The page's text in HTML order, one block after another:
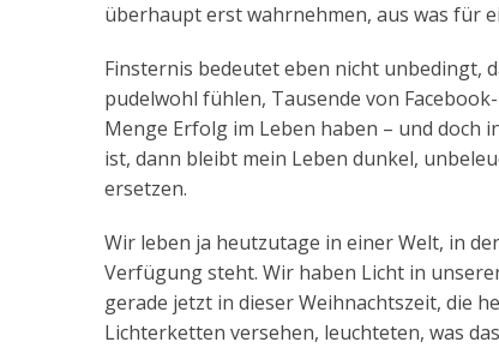
überhaupt erst wahrnehmen, aus was für
Finsternis bedeutet eben nicht unbedingt,
pudelwohl fühlen, Tausende von
Menge Erfolg im Leben haben – und doch
ist, dann bleibt mein Leben dunkel,
ersetzen.
Wir leben ja heutzutage in einer Welt, in
Verfügung steht. Wir haben Licht in
gerade jetzt in dieser Weihnachtszeit, die
Lichterketten versehen, leuchteten, was